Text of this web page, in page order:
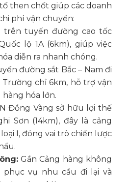
then chốt giúp các doanh
phí vận chuyển:
trên tuyến đường cao tốc
lộ 1A (6km), giúp việc
diễn ra nhanh chóng.
đường sắt Bắc – Nam đi
Trường chỉ 6km, hỗ trợ vận
hóa lớn.
Đồng Vàng sở hữu lợi thế
Sơn (14km), đây là cảng
I, đóng vai trò chiến lược
Gần Cảng hàng không
phục vụ nhu cầu đi lại và